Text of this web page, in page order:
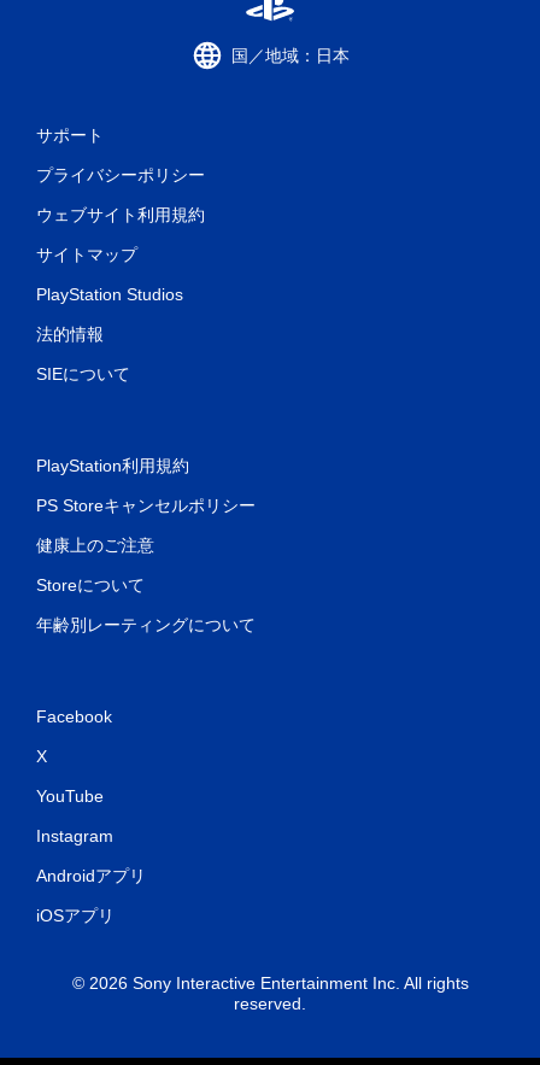
国／地域：日本
サポート
プライバシーポリシー
ウェブサイト利用規約
サイトマップ
PlayStation Studios
法的情報
SIEについて
PlayStation利用規約
PS Storeキャンセルポリシー
健康上のご注意
Storeについて
年齢別レーティングについて
Facebook
X
YouTube
Instagram
Androidアプリ
iOSアプリ
© 2026 Sony Interactive Entertainment Inc. All rights
reserved.